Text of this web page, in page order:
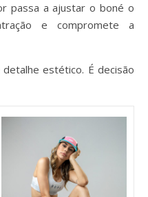
passa a ajustar o boné o
e compromete a
estético. É decisão